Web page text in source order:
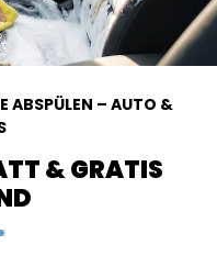
ABSPÜLEN – AUTO &
& GRATIS